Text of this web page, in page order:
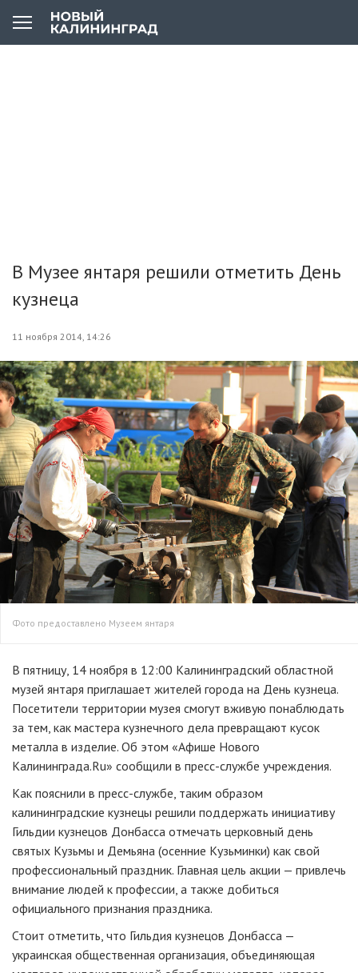
В Музее янтаря решили отметить День
кузнеца
11 ноября 2014, 14:26
Фото предоставлено Музеем янтаря
В пятницу, 14 ноября в 12:00 Калининградский областной
музей янтаря приглашает жителей города на День кузнеца.
Посетители территории музея смогут вживую понаблюдать
за тем, как мастера кузнечного дела превращают кусок
металла в изделие. Об этом «Афише Нового
Калининграда.Ru» сообщили в пресс-службе учреждения.
Как пояснили в пресс-службе, таким образом
калининградские кузнецы решили поддержать инициативу
Гильдии кузнецов Донбасса отмечать церковный день
святых Кузьмы и Демьяна (осенние Кузьминки) как свой
профессиональный праздник. Главная цель акции — привлечь
внимание людей к профессии, а также добиться
официального признания праздника.
Стоит отметить, что Гильдия кузнецов Донбасса —
украинская общественная организация, объединяющая